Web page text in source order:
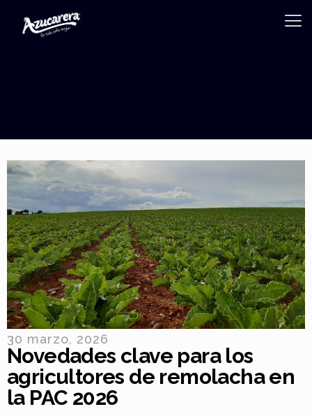
30 marzo, 2026
Novedades clave para los
agricultores de remolacha en
la PAC 2026